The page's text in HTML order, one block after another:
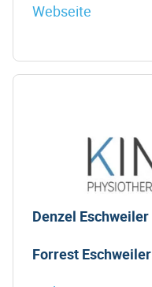
Webseite
Denzel Eschweiler
Forrest Eschweiler